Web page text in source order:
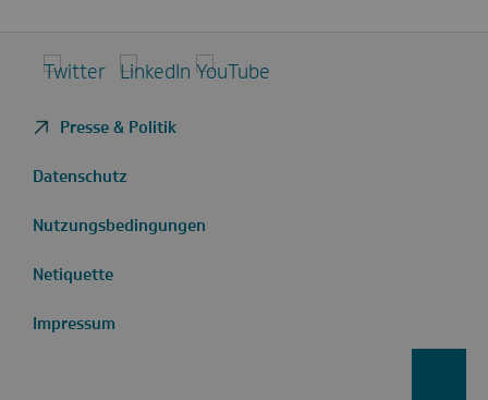
Twitter LinkedIn
Presse & Politik
Datenschutz
Nutzungsbedingungen
Netiquette
Impressum